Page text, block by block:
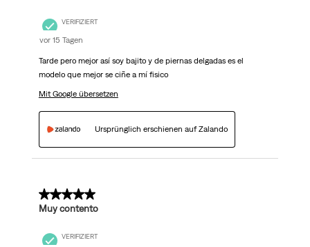
VERIFIZIERT
vor 15 Tagen
Tarde pero mejor así soy bajito y de piernas delgadas es el
modelo que mejor se ciñe a mí fisico
Mit Google übersetzen
Ursprünglich erschienen auf Zalando
5 von 5 Sternen.
Muy contento
VERIFIZIERT